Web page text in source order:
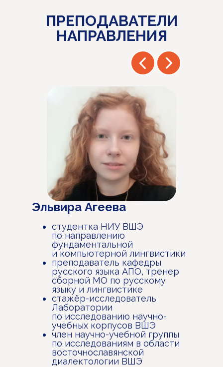
Эльвира Агеева
студентка НИУ ВШЭ
по направлению
фундаментальной
и компьютерной лингвистики
преподаватель кафедры
русского языка АПО, тренер
сборной МО по русскому
языку и лингвистике
стажёр-исследователь
Лаборатории
по исследованию научно-
учебных корпусов ВШЭ
член научно-учебной группы
по исследованиям в области
восточнославянской
диалектологии ВШЭ
ПРЕПОДАВАТЕЛИ
НАПРАВЛЕНИЯ